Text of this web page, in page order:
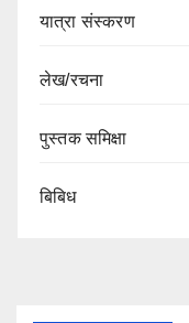
यात्रा संस्करण
लेख/रचना
पुस्तक समिक्षा
बिबिध